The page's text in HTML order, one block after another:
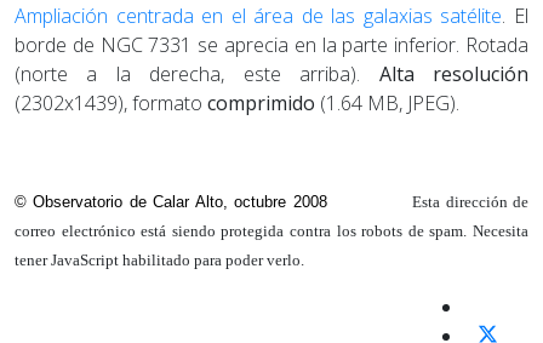
Ampliación centrada en el área de las galaxias satélite. El
borde de NGC 7331 se aprecia en la parte inferior. Rotada
(norte a la derecha, este arriba). Alta resolución
(2302x1439), formato comprimido (1.64 MB, JPEG).
© Observatorio de Calar Alto, octubre 2008
Esta dirección de
correo electrónico está siendo protegida contra los robots de spam. Necesita
tener JavaScript habilitado para poder verlo.